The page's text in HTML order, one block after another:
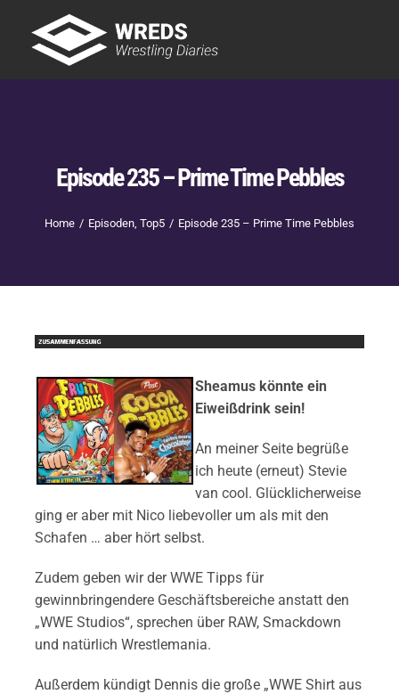
content
Episode 235 – Prime Time Pebbles
Home Episoden Top5 Episode 235 – Prime Time Pebbles
Sheamus könnte ein
Eiweißdrink sein!
An meiner Seite begrüße
ich heute (erneut) Stevie
van cool. Glücklicherweise
ging er aber mit Nico liebevoller um als mit den
Schafen … aber hört selbst.
Zudem geben wir der WWE Tipps für
gewinnbringendere Geschäftsbereiche anstatt den
„WWE Studios“, sprechen über RAW, Smackdown
und natürlich Wrestlemania.
Außerdem kündigt Dennis die große „WWE Shirt aus